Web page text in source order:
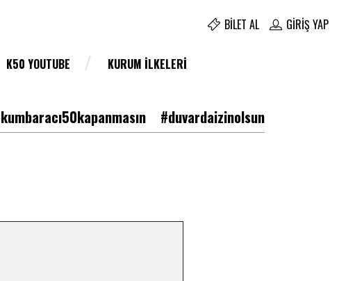
BILET AL GIRIŞ YAP
K50 YOUTUBE KURUM İLKELERI
#duvardaizinolsun